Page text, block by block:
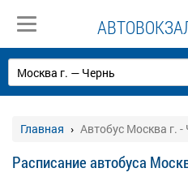
Главная Автобус Москва г. -
Расписание автобуса